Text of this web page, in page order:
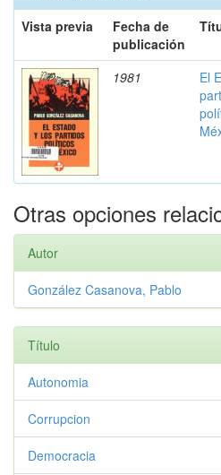
Vista previa
Fecha de
publicación
1981
El
Otras opciones
Autor
González Casanova, Pablo
Título
Autonomia
Corrupcion
Democracia